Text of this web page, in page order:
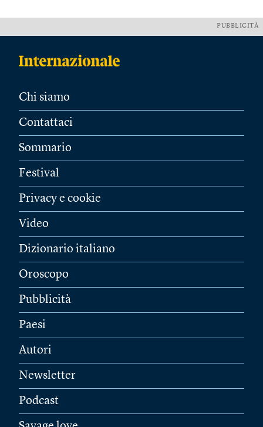
PUBBLICITÀ
Chi siamo
Contattaci
Sommario
Festival
Privacy e cookie
Video
Dizionario italiano
Oroscopo
Pubblicità
Paesi
Autori
Newsletter
Podcast